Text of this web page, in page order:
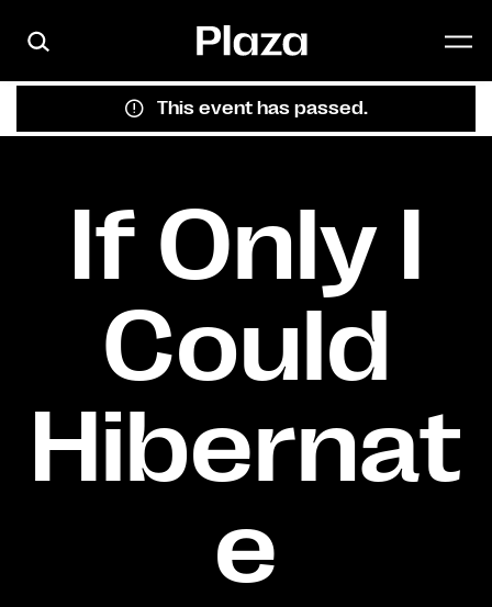
This event has passed.
If Only I
Could
Hibernat
e